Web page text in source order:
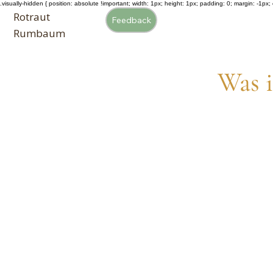
.visually-hidden { position: absolute !important; width: 1px; height: 1px; padding: 0; margin: -
Rotraut
Rumbaum
Feedback
Was